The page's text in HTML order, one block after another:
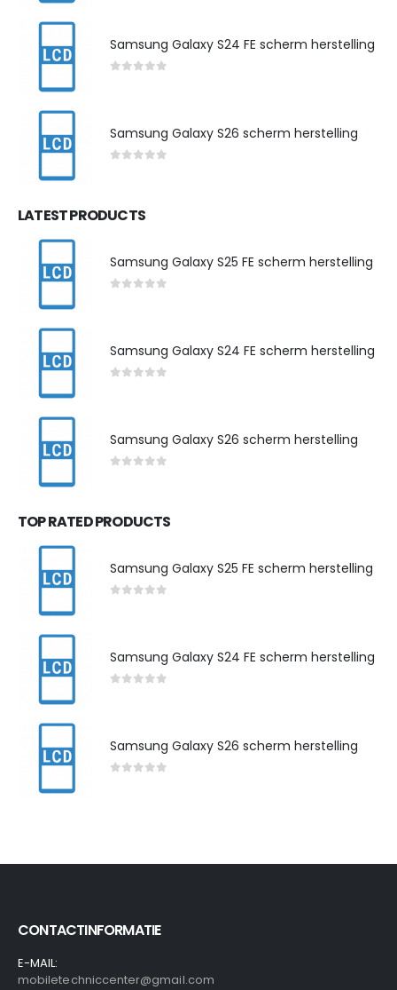
Samsung Galaxy S24 FE scherm herstelling
Samsung Galaxy S26 scherm herstelling
LATEST PRODUCTS
Samsung Galaxy S25 FE scherm herstelling
Samsung Galaxy S24 FE scherm herstelling
Samsung Galaxy S26 scherm herstelling
TOP RATED PRODUCTS
Samsung Galaxy S25 FE scherm herstelling
Samsung Galaxy S24 FE scherm herstelling
Samsung Galaxy S26 scherm herstelling
CONTACTINFORMATIE
E-MAIL:
mobiletechniccenter@gmail.com